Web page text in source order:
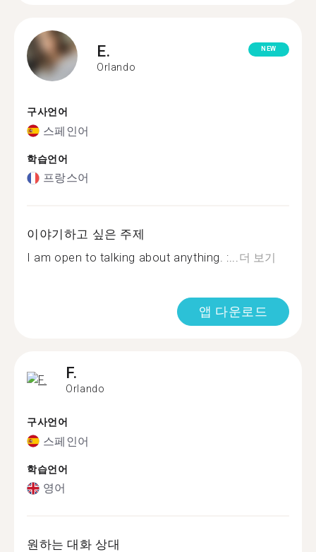
E.
Orlando
NEW
구사언어
스페인어
학습언어
프랑스어
이야기하고 싶은 주제
I am open to talking about anything. :...더 보기
앱 다운로드
F.
Orlando
구사언어
스페인어
학습언어
영어
원하는 대화 상대